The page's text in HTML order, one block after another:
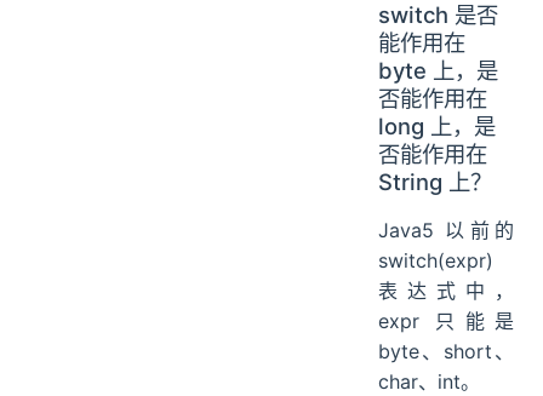
switch 是否
能作用在
byte 上，是
否能作用在
long 上，是
否能作用在
String 上？
Java5 以前的
switch(expr)
表达式中，
expr 只能是
byte、short、
char、int。